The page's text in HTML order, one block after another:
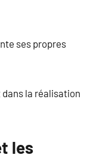
ses propres
la réalisation
les